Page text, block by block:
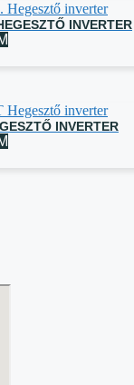
INVERTER
INVERTER